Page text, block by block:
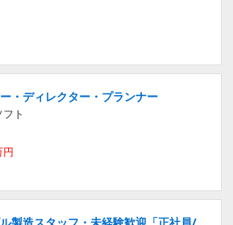
・ディレクター・プランナー
ト
円